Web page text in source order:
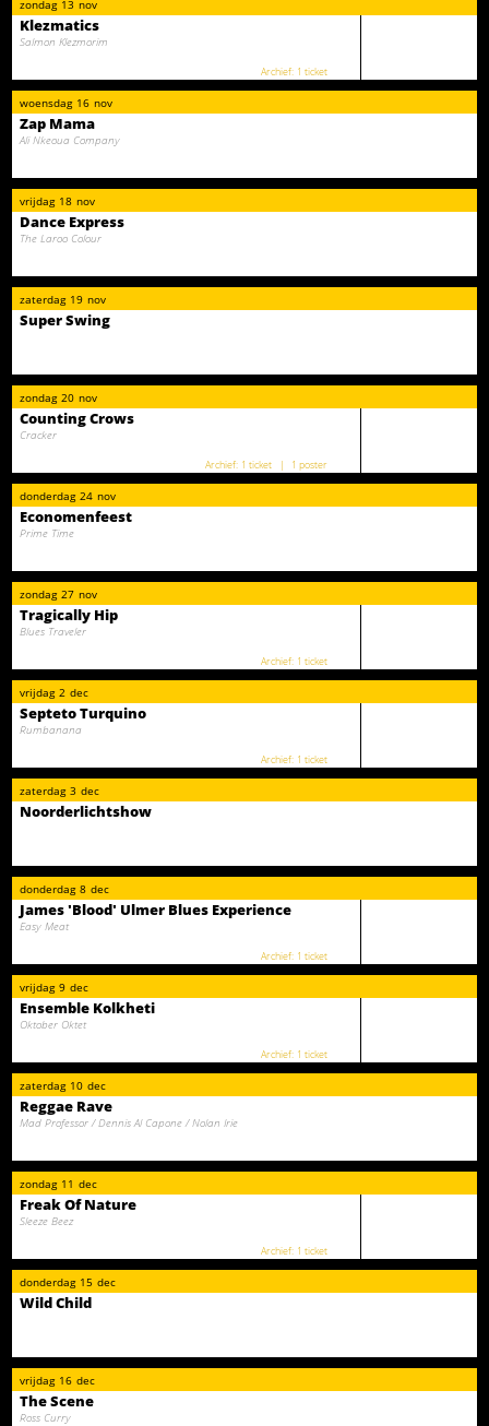
zondag 13 nov
Klezmatics
Salmon Klezmorim
1 ticket
woensdag 16 nov
Zap Mama
Ali Nkeoua Company
vrijdag 18 nov
Dance Express
The Laroo Colour
zaterdag 19 nov
Super Swing
zondag 20 nov
Counting Crows
Cracker
1 ticket 1 poster
donderdag 24 nov
Economenfeest
Prime Time
zondag 27 nov
Tragically Hip
Blues Traveler
1 ticket
vrijdag 2 dec
Septeto Turquino
Rumbanana
1 ticket
zaterdag 3 dec
Noorderlichtshow
donderdag 8 dec
James 'Blood' Ulmer Blues Experience
Easy Meat
1 ticket
vrijdag 9 dec
Ensemble Kolkheti
Oktober Oktet
1 ticket
zaterdag 10 dec
Reggae Rave
Mad Professor / Dennis Al Capone / Nolan Irie
zondag 11 dec
Freak Of Nature
Sleeze Beez
1 ticket
donderdag 15 dec
Wild Child
vrijdag 16 dec
The Scene
Ross Curry